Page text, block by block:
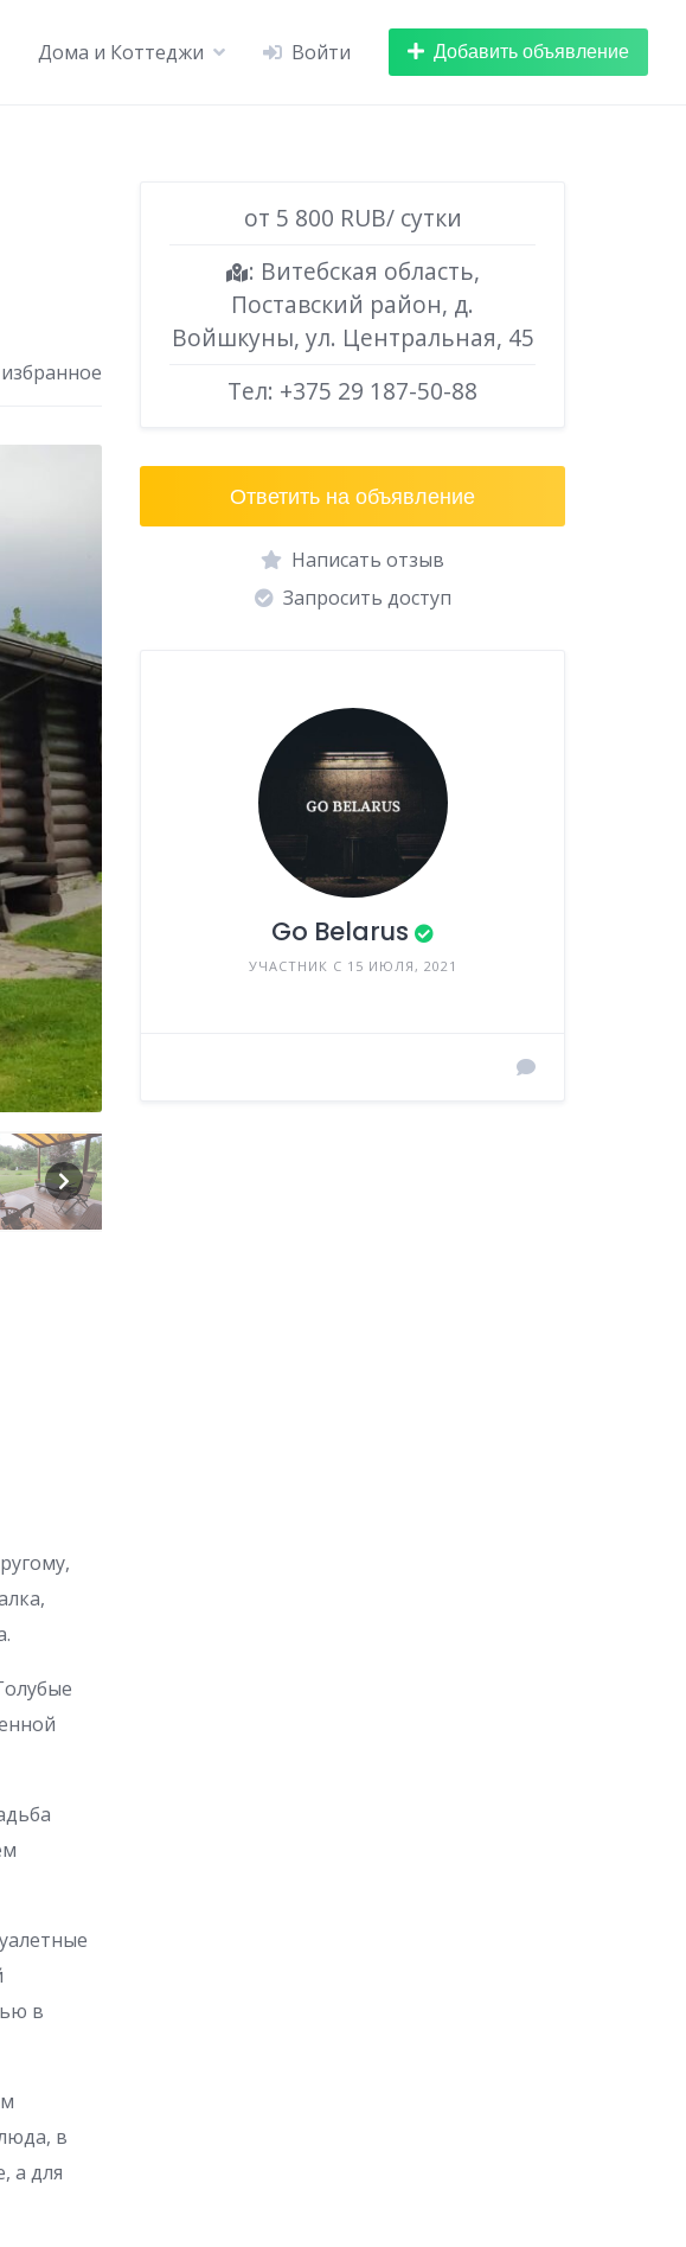
Дома и Коттеджи Войти Добавить объявление
в
в
а для
от 5 800 RUB/ сутки
: Витебская область,
Поставский район, д.
Войшкуны, ул. Центральная, 45
Тел: +375 29 187-50-88
Ответить на объявление
Написать отзыв
Запросить доступ
Go Belarus
УЧАСТНИК С 15 ИЮЛЯ, 2021